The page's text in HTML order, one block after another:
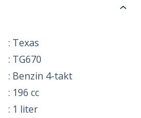
: Texas
: TG670
: Benzin 4-takt
: 196 cc
: 1 liter